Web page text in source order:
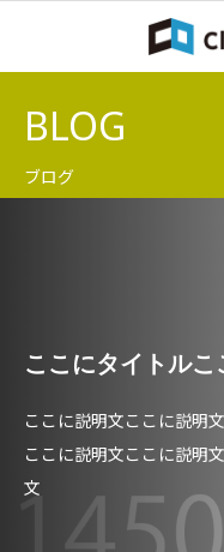
BLOG
ブログ
ここにタイトル
ここに説明文ここに説明
ここに説明文ここに説明
文